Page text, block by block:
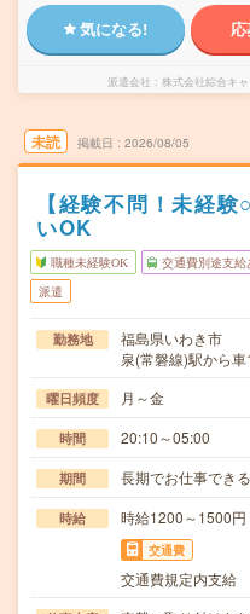
気になる!
派遣会社 株式会社綜合キ
未読 掲載日 2026/08/05
【経験不問！未経
いOK
職種未経験OK 交通費別途支給
派遣
勤務地
福島県いわき市
泉(常磐線)駅から
曜日頻度 月～金
時間 20:10～05:00
期間 長期でお仕事でき
時給 時給1200～1500円
交通費
交通費規定内支給